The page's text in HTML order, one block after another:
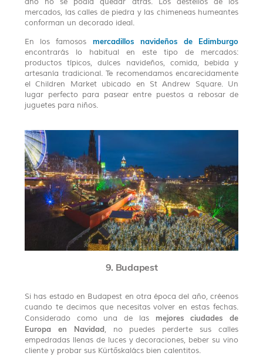
mercados, las calles de piedra y las chimeneas humeantes
conforman un decorado ideal.
En los famosos mercadillos navideños de Edimburgo
encontrarás lo habitual en este tipo de mercados:
productos típicos, dulces navideños, comida, bebida y
artesanía tradicional. Te recomendamos encarecidamente
el Children Market ubicado en St Andrew Square. Un
lugar perfecto para pasear entre puestos a rebosar de
juguetes para niños.
9. Budapest
Si has estado en Budapest en otra época del año, créenos
cuando te decimos que necesitas volver en estas fechas.
Considerado como una de las mejores ciudades de
Europa en Navidad, no puedes perderte sus calles
empedradas llenas de luces y decoraciones, beber su vino
cliente y probar sus Kürtőskalács bien calentitos.